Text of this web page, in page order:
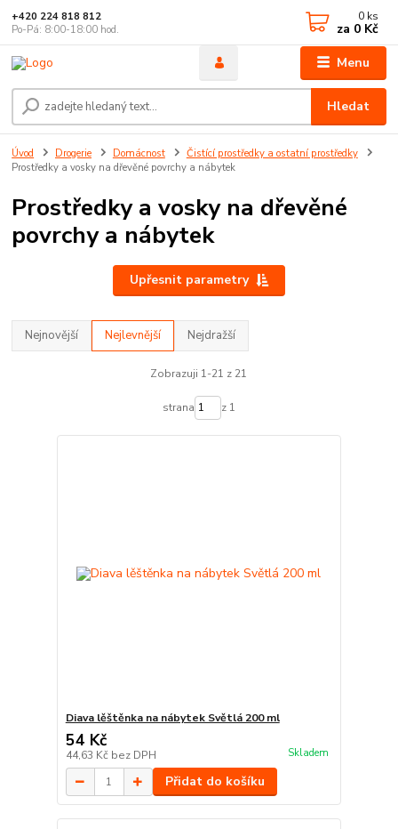
Menu
Hledat
+420 224 818 812
Po-Pá: 8:00-18:00 hod.
0 ks
za 0 Kč
Úvod Drogerie Domácnost
Čistící prostředky a ostatní prostředky
Prostředky a vosky na dřevěné povrchy a nábytek
Prostředky a vosky na dřevěné
povrchy a nábytek
Upřesnit parametry
Nejnovější Nejlevnější Nejdražší
Zobrazuji 1-21 z 21
strana z 1
Diava lěštěnka na nábytek Světlá 200 ml
54 Kč
44,63 Kč bez DPH Skladem
Přidat do košíku